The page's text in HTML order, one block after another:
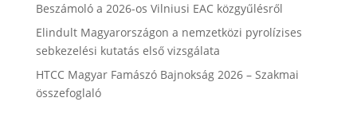
Beszámoló a 2026-os Vilniusi EAC közgyűlésről
Elindult Magyarországon a nemzetközi pyrolízises
sebkezelési kutatás első vizsgálata
HTCC Magyar Famászó Bajnokság 2026 – Szakmai
összefoglaló